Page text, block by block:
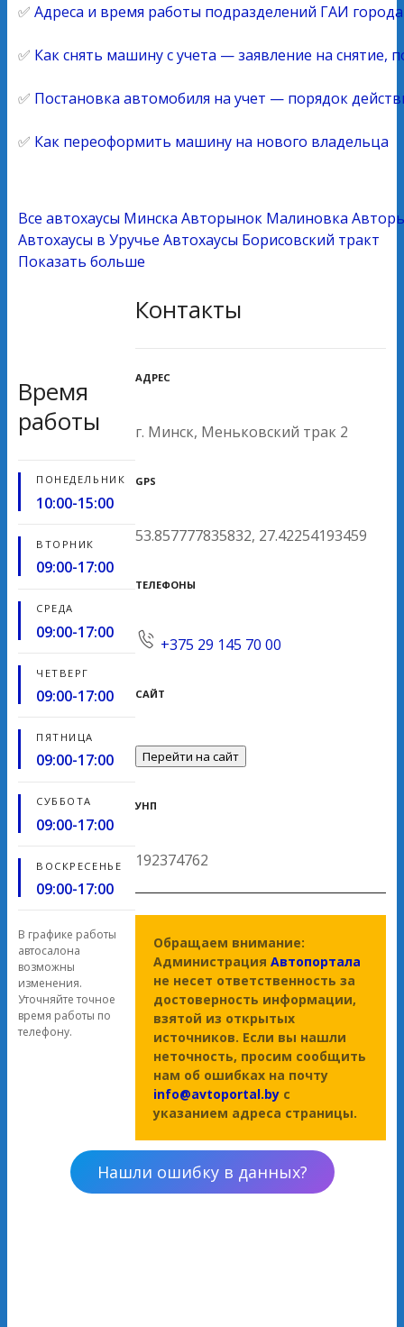
✅ Адреса и время работы подразделений ГАИ
✅ Как снять машину с учета — заявление на снятие,
✅ Постановка автомобиля на учет — порядок
✅ Как переоформить машину на нового владельца
Все автохаусы Минска Авторынок Малиновка
Автохаусы в Уручье Автохаусы Борисовский тракт
Показать больше
Время
работы
ПОНЕДЕЛЬНИК
10:00-15:00
ВТОРНИК
09:00-17:00
СРЕДА
09:00-17:00
ЧЕТВЕРГ
09:00-17:00
ПЯТНИЦА
09:00-17:00
СУББОТА
09:00-17:00
ВОСКРЕСЕНЬЕ
09:00-17:00
В графике работы
автосалона
возможны
изменения.
Уточняйте точное
время работы по
телефону.
Контакты
АДРЕС
г. Минск, Меньковский трак 2
GPS
53.857777835832, 27.42254193459
ТЕЛЕФОНЫ
+375 29 145 70 00
САЙТ
Перейти на сайт
УНП
192374762
Обращаем внимание:
Администрация Автопортала
не несет ответственность за
достоверность информации,
взятой из открытых
источников. Если вы нашли
неточность, просим сообщить
нам об ошибках на почту
info@avtoportal.by с
указанием адреса страницы.
Нашли ошибку в данных?